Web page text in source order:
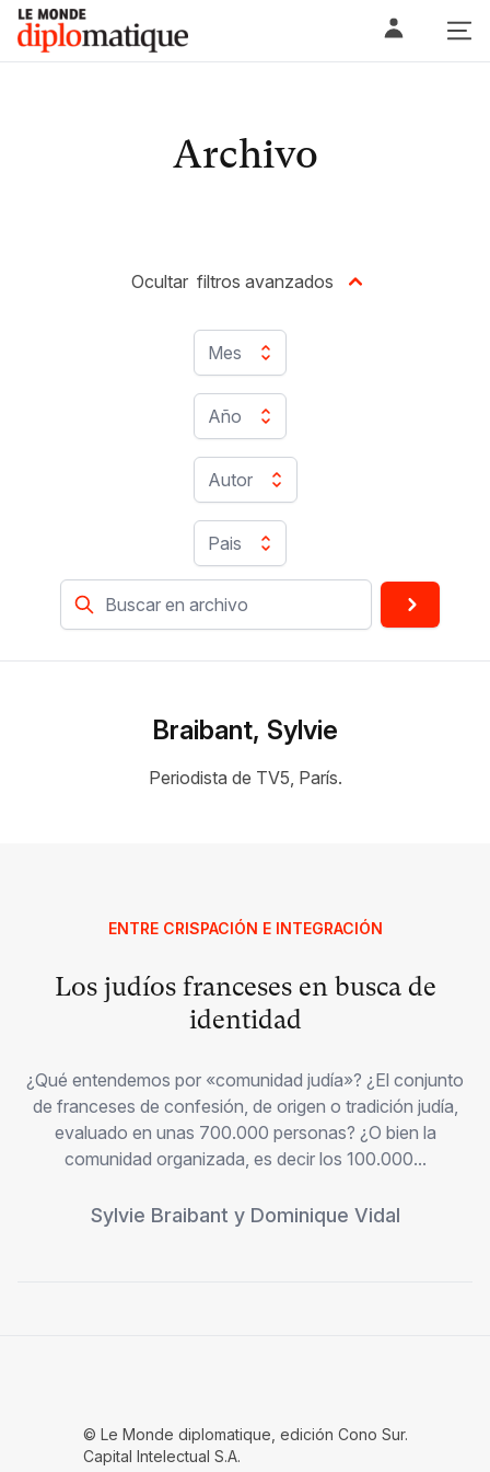
Skip
content
Le monde diplomatique
Archivo
Mes
Año
Autor
Pais
Ocultar filtros avanzados
Braibant, Sylvie
Periodista de TV5, París.
ENTRE CRISPACIÓN E INTEGRACIÓN
Los judíos franceses en busca de
identidad
¿Qué entendemos por «comunidad judía»? ¿El conjunto
de franceses de confesión, de origen o tradición judía,
evaluado en unas 700.000 personas? ¿O bien la
comunidad organizada, es decir los 100.000...
Sylvie Braibant y Dominique Vidal
© Le Monde diplomatique, edición Cono Sur.
Capital Intelectual S.A.